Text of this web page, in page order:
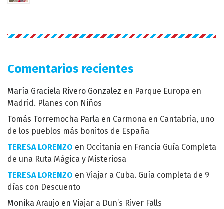
Comentarios recientes
María Graciela Rivero Gonzalez en Parque Europa en
Madrid. Planes con Niños
Tomás Torremocha Parla en Carmona en Cantabria, uno
de los pueblos más bonitos de España
TERESA LORENZO en Occitania en Francia Guía Completa
de una Ruta Mágica y Misteriosa
TERESA LORENZO en Viajar a Cuba. Guía completa de 9
días con Descuento
Monika Araujo en Viajar a Dun’s River Falls